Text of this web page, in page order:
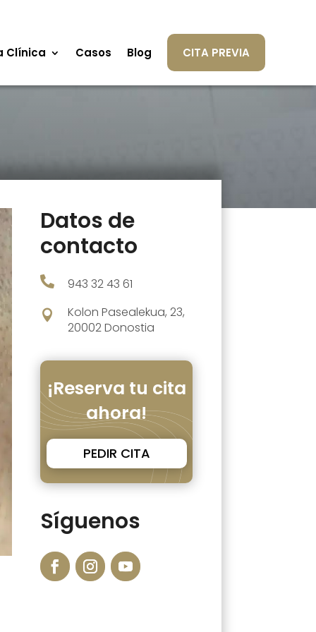
Clínica Casos Blog CITA PREVIA
Datos de
contacto
 943 32 43 61

Kolon Pasealekua, 23,
20002 Donostia
¡Reserva tu cita
ahora!
PEDIR CITA
Síguenos